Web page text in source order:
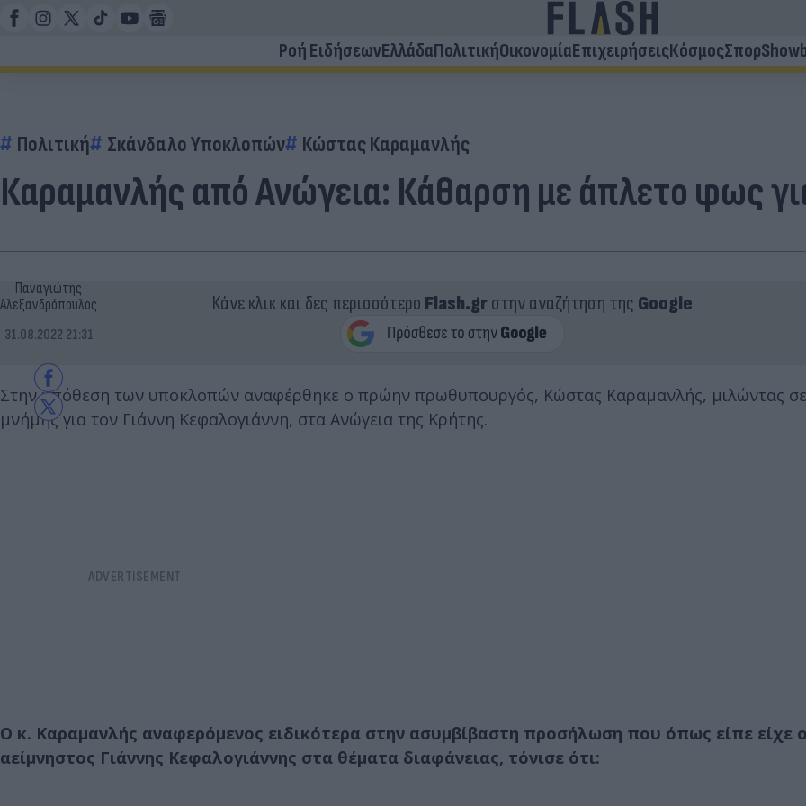
Ροή ΕιδήσεωνΕλλάδαΠολιτικήΟικονομίαΕπιχειρήσειςΚόσμοςΣπορ
Πολιτική Σκάνδαλο Υποκλοπών Κώστας Καραμανλής
Καραμανλής από Ανώγεια: Κάθαρση με άπλετο φως
Παναγιώτης
Αλεξανδρόπουλος
31.08.2022 21:31
Κάνε κλικ και δες περισσότερο Flash.grστην αναζήτηση της Google
Στην υπόθεση των υποκλοπών αναφέρθηκε ο πρώην πρωθυπουργός, Κώστας Καραμανλής, μιλώντας
μνήμης για τον Γιάννη Κεφαλογιάννη, στα Ανώγεια της Κρήτης.
Ο κ. Καραμανλής αναφερόμενος ειδικότερα στην ασυμβίβαστη προσήλωση που όπως είπε είχε
αείμνηστος Γιάννης Κεφαλογιάννης στα θέματα διαφάνειας, τόνισε ότι: